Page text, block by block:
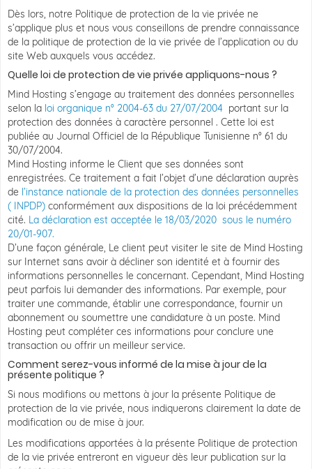
Dès lors, notre Politique de protection de la vie privée ne
s’applique plus et nous vous conseillons de prendre connaissance
de la politique de protection de la vie privée de l’application ou du
site Web auxquels vous accédez.
Quelle loi de protection de vie privée appliquons-nous ?
Mind Hosting s’engage au traitement des données personnelles
selon la loi organique n° 2004-63 du 27/07/2004 portant sur la
protection des données à caractère personnel . Cette loi est
publiée au Journal Officiel de la République Tunisienne n° 61 du
30/07/2004.
Mind Hosting informe le Client que ses données sont
enregistrées. Ce traitement a fait l’objet d’une déclaration auprès
de l’instance nationale de la protection des données personnelles
( INPDP) conformément aux dispositions de la loi précédemment
cité. La déclaration est acceptée le 18/03/2020 sous le numéro
20/01-907.
D’une façon générale, Le client peut visiter le site de Mind Hosting
sur Internet sans avoir à décliner son identité et à fournir des
informations personnelles le concernant. Cependant, Mind Hosting
peut parfois lui demander des informations. Par exemple, pour
traiter une commande, établir une correspondance, fournir un
abonnement ou soumettre une candidature à un poste. Mind
Hosting peut compléter ces informations pour conclure une
transaction ou offrir un meilleur service.
Comment serez-vous informé de la mise à jour de la
présente politique ?
Si nous modifions ou mettons à jour la présente Politique de
protection de la vie privée, nous indiquerons clairement la date de
modification ou de mise à jour.
Les modifications apportées à la présente Politique de protection
de la vie privée entreront en vigueur dès leur publication sur la